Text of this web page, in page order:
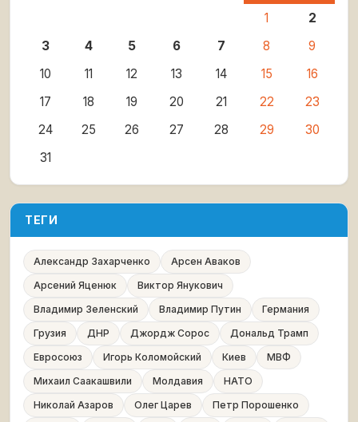
1
2
3
4 5 6 7 8
9
10
11 12 13 14 15
16
17
18 19 20 21 22
23
24
25 26 27 28 29
30
31
ТЕГИ
Александр Захарченко
Арсен Аваков
Арсений Яценюк
Виктор Янукович
Владимир Зеленский
Владимир Путин
Германия
Грузия
ДНР Джордж Сорос
Дональд Трамп
Евросоюз
Игорь Коломойский Киев
МВФ
Михаил Саакашвили
Молдавия
НАТО
Николай Азаров
Олег Царев
Петр Порошенко